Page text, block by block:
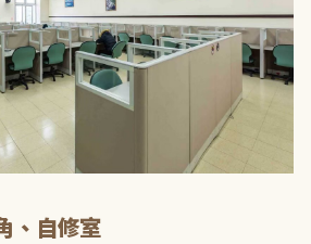
、自修室